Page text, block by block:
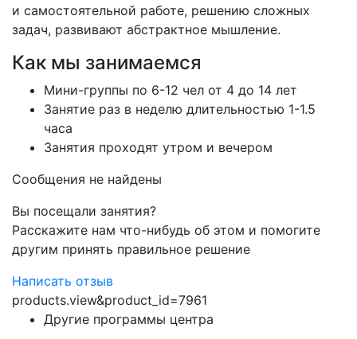
и самостоятельной работе, решению сложных
задач, развивают абстрактное мышление.
Как мы занимаемся
Мини-группы по 6-12 чел от 4 до 14 лет
Занятие раз в неделю длительностью 1-1.5
часа
Занятия проходят утром и вечером
Сообщения не найдены
Вы посещали занятия?
Расскажите нам что-нибудь об этом и помогите
другим принять правильное решение
Написать отзыв
products.view&product_id=7961
Другие программы центра